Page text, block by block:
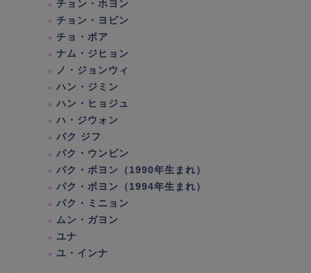
チョン・ホヨン
チョン・ヨビン
チョ・ボア
ナム・ジヒョン
ノ・ジョンウィ
ハン・ジミン
ハン・ヒョジュ
ハ・ジウォン
パク ジフ
パク・ウンビン
パク・ボヨン（1990年生まれ）
パク・ボヨン（1994年生まれ）
パク・ミニョン
ムン・ガヨン
ユナ
ユ・インナ